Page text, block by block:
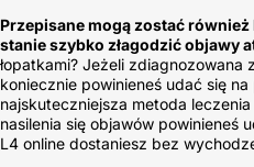
Przepisane mogą zostać
stanie szybko złagodzić objawy
łopatkami? Jeżeli zdiagnozowana
koniecznie powinieneś udać się
najskuteczniejsza metoda
nasilenia się objawów powinieneś
L4 online dostaniesz bez